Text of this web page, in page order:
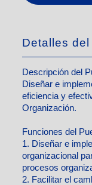
Detalles del
Descripción del
Diseñar e
eficiencia y
Organización.
Funciones del
1. Diseñar e
organizacional
procesos
2. Facilitar el